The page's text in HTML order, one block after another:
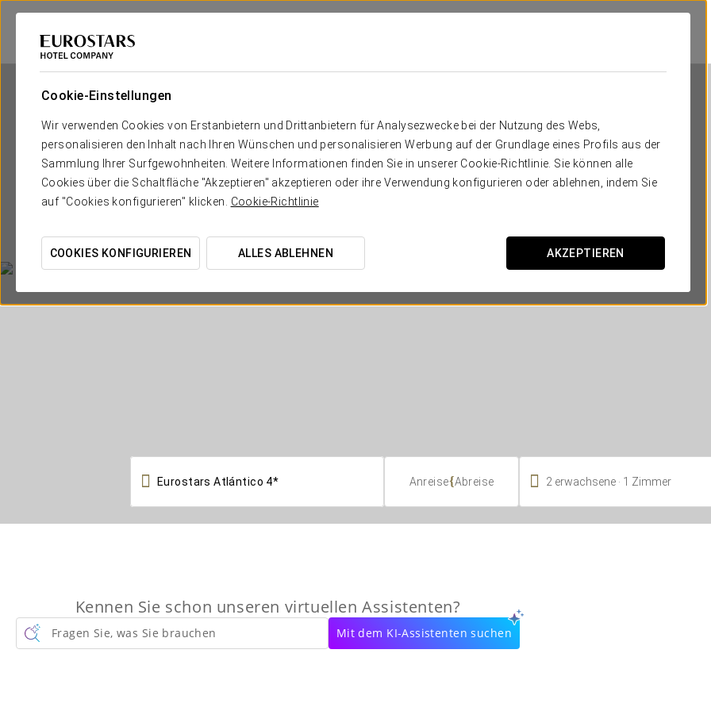
Cookie-Einstellungen
Wir verwenden Cookies von Erstanbietern und Drittanbietern für Analysezwecke bei der Nutzung des Webs,
personalisieren den Inhalt nach Ihren Wünschen und personalisieren Werbung auf der Grundlage eines Profils aus der
Sammlung Ihrer Surfgewohnheiten. Weitere Informationen finden Sie in unserer Cookie-Richtlinie. Sie können alle
Cookies über die Schaltfläche "Akzeptieren" akzeptieren oder ihre Verwendung konfigurieren oder ablehnen, indem Sie
auf "Cookies konfigurieren" klicken. Cookie-Richtlinie
COOKIES KONFIGURIEREN ALLES ABLEHNEN AKZEPTIEREN
A CORUÑA
 Anreise{Abreise  2 erwachsene 1 Zimmer
Kennen Sie schon unseren virtuellen Assistenten?
Fragen Sie, was Sie brauchen Mit dem KI-Assistenten suchen